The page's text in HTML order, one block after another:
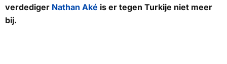
verdediger Nathan Aké is er tegen Turkije niet meer
bij.